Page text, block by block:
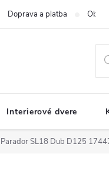
Doprava a platba
Interierové dvere
Parador SL18 Dub D125